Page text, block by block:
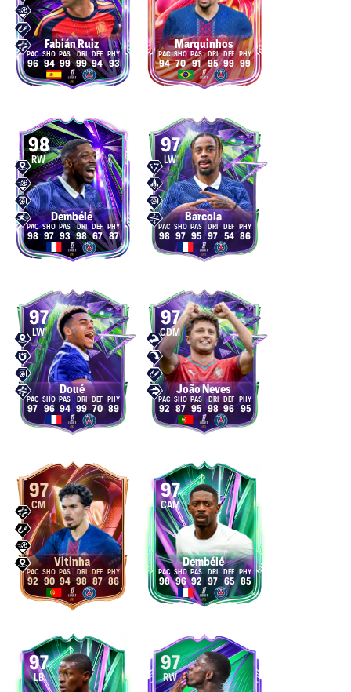
Fabián Ruiz
96 94 99 99 94 93
Marquinhos
94 70 91 95 99 99
98
RW
Dembélé
98 97 93 98 67 87
97
LW
Barcola
98 97 95 97 54 86
97
LW
Doué
97 96 94 99 70 89
97
CDM
João Neves
92 87 95 98 96 95
97
CM
Vitinha
92 90 94 98 87 86
97
CAM
Dembélé
98 96 92 97 65 85
97
LB
97
RW